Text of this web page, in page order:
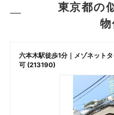
東京都の
六本木駅徒歩1分｜メゾネット
可 (213190)